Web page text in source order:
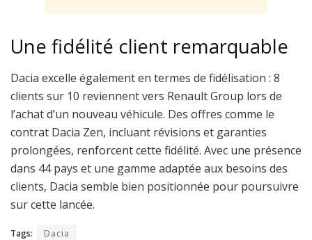
Une fidélité client remarquable
Dacia excelle également en termes de fidélisation : 8
clients sur 10 reviennent vers Renault Group lors de
l’achat d’un nouveau véhicule. Des offres comme le
contrat Dacia Zen, incluant révisions et garanties
prolongées, renforcent cette fidélité. Avec une présence
dans 44 pays et une gamme adaptée aux besoins des
clients, Dacia semble bien positionnée pour poursuivre
sur cette lancée.
Tags: Dacia